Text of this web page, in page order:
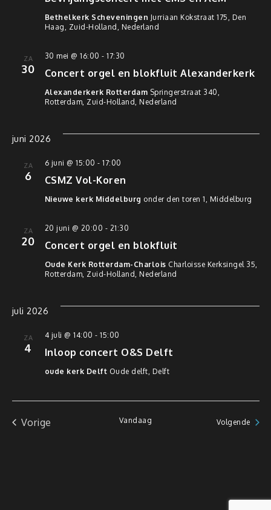
Bethelkerk Scheveningen Jurriaan Kokstraat 175, Den
Haag, Zuid-Holland, Nederland
ZA
30 Concert orgel en blokfluit Alexanderkerk
30 mei @ 16:00 - 17:30
Alexanderkerk Rotterdam Springerstraat 340,
Rotterdam, Zuid-Holland, Nederland
juni 2026
ZA
6 CSMZ Vol-Koren
6 juni @ 15:00 - 17:00
Nieuwe kerk Middelburg onder den toren 1, Middelburg
ZA
20 Concert orgel en blokfluit
20 juni @ 20:00 - 21:30
Oude Kerk Rotterdam-Charlois Charloisse Kerksingel 35,
Rotterdam, Zuid-Holland, Nederland
juli 2026
ZA
4 Inloop concert O&S Delft
4 juli @ 14:00 - 15:00
oude kerk Delft Oude delft, Delft
Vorige
Vandaag Volgende